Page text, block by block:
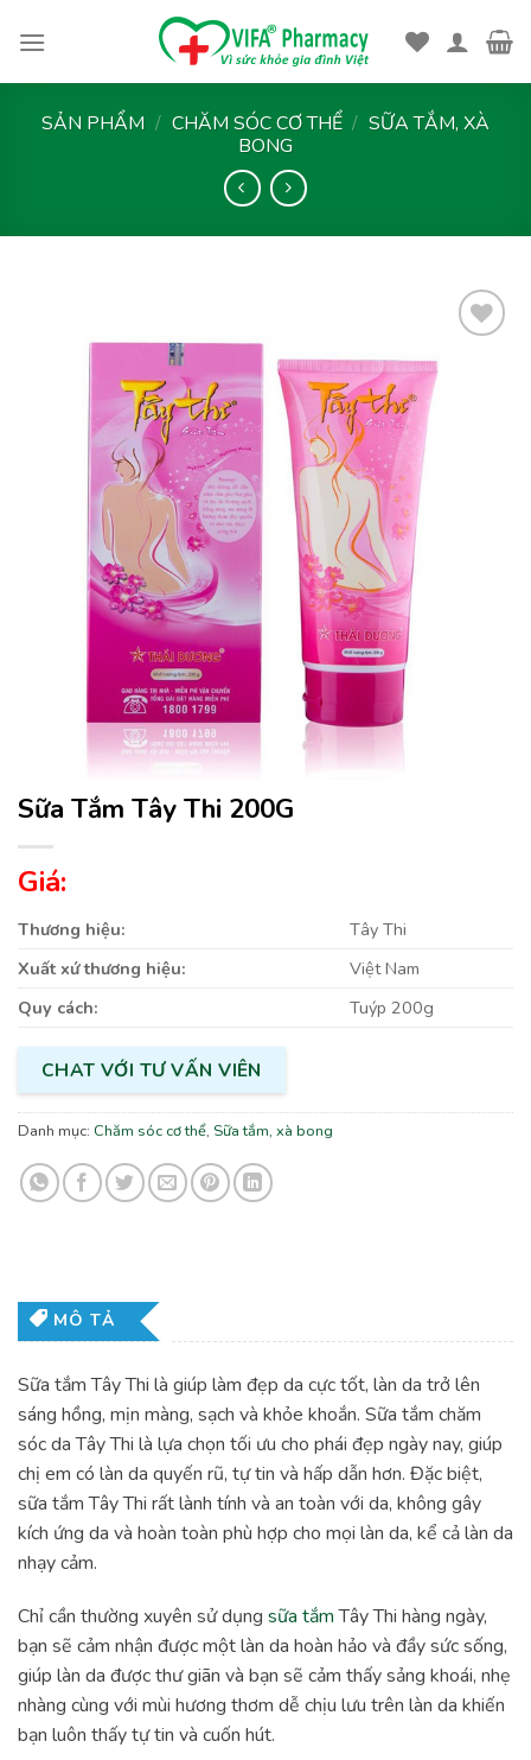
SẢN PHẨM / CHĂM SÓC CƠ THỂ / SỮA TẮM, XÀ
BONG
Sữa Tắm Tây Thi 200G
Giá:
Thương hiệu:
Tây Thi
Xuất xứ thương hiệu:
Việt Nam
Quy cách:
Tuýp 200g
CHAT VỚI TƯ VẤN VIÊN
Danh mục: Chăm sóc cơ thể, Sữa tắm, xà bong
MÔ TẢ
Sữa tắm Tây Thi là giúp làm đẹp da cực tốt, làn da trở lên
sáng hồng, mịn màng, sạch và khỏe khoắn. Sữa tắm chăm
sóc da Tây Thi là lựa chọn tối ưu cho phái đẹp ngày nay, giúp
chị em có làn da quyến rũ, tự tin và hấp dẫn hơn. Đặc biệt,
sữa tắm Tây Thi rất lành tính và an toàn với da, không gây
kích ứng da và hoàn toàn phù hợp cho mọi làn da, kể cả làn da
nhạy cảm.
Chỉ cần thường xuyên sử dụng sữa tắmTây Thi hàng ngày,
bạn sẽ cảm nhận được một làn da hoàn hảo và đầy sức sống,
giúp làn da được thư giãn và bạn sẽ cảm thấy sảng khoái, nhẹ
nhàng cùng với mùi hương thơm dễ chịu lưu trên làn da khiến
bạn luôn thấy tự tin và cuốn hút.